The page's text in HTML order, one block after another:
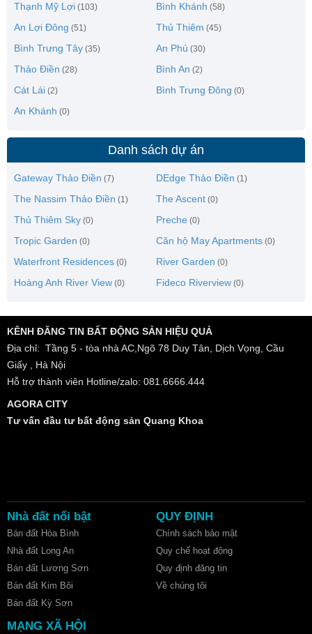
Thạnh Mỹ Lợi (103) Bình Khánh (58)
An Lợi Đông (51) Thủ Thiêm (45)
Bình Trưng Tây (35) An Phú (30)
Thảo Điền (28) Bình An (2)
Cát Lái (2) Bình Trưng Đông (0)
An Khánh (0)
Danh sách dự án
Gateway Thảo Điền (7) DEdge Thảo Điền (1)
The Nassim Thảo Điền (1) The Ascent (0)
Thủ Thiêm Sky (0) Preche (0)
Tropic Garden (0) Căn hộ May Apartments (0)
Waterfront Residences (0) River Garden (0)
Hoàng Anh River View (0) Fideco Riverview (0)
KÊNH ĐĂNG TIN BẤT ĐỘNG SẢN HIỆU QUẢ
Địa chỉ: Tầng 5 - tòa nhà AC,Ngõ 78 Duy Tân, Dịch Vọng, Cầu
Giấy , Hà Nội
Hỗ trợ thành viên Hotline/zalo: 081.6666.444
AGORA CITY
Tư vấn đầu tư bất động sản Quang Khoa
Nhà đất nổi bật
Bán đất Hòa Bình
Nhà đất Long An
Bán đất Lương Sơn
Bán đất Kim Bôi
Bán đất Kỳ Sơn
QUY ĐỊNH
Chính sách bảo mật
Quy chế hoạt động
Quy định đăng tin
Về chúng tôi
MẠNG XÃ HỘI